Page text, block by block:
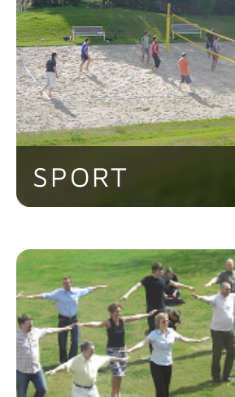
SPORT
Die firmeneigene
Mitarbeiter und
regelmässig
spannenden Contests ein.